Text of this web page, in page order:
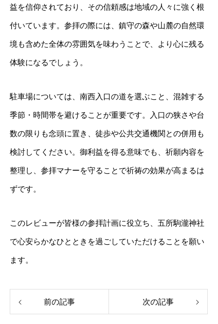
益を信仰されており、その信頼感は地域の人々に強く根
付いています。参拝の際には、鎮守の森や山麓の自然環
境も含めた全体の雰囲気を味わうことで、より心に残る
体験になるでしょう。
駐車場については、南西入口の道を選ぶこと、混雑する
季節・時間帯を避けることが重要です。入口の狭さや台
数の限りも念頭に置き、徒歩や公共交通機関との併用も
検討してください。御利益を得る意味でも、祈願内容を
整理し、参拝マナーを守ることで祈祷の効果が高まるは
ずです。
このレビューが皆様の参拝計画に役立ち、五所駒瀧神社
で心安らかなひとときを過ごしていただけることを願い
ます。
前の記事 次の記事